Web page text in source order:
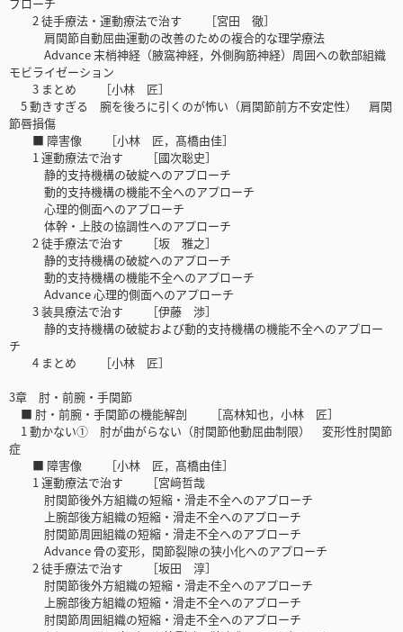
2 徒手療法・運動療法で治す ［宮田 徹］
肩関節自動屈曲運動の改善のための複合的な理学療法
Advance 末梢神経（腋窩神経，外側胸筋神経）周囲への軟部組織
モビライゼーション
3 まとめ ［小林 匠］
5 動きすぎる 腕を後ろに引くのが怖い（肩関節前方不安定性） 肩関
節唇損傷
■ 障害像 ［小林 匠，髙橋由佳］
1 運動療法で治す ［國次聡史］
静的支持機構の破綻へのアプローチ
動的支持機構の機能不全へのアプローチ
心理的側面へのアプローチ
体幹・上肢の協調性へのアプローチ
2 徒手療法で治す ［坂 雅之］
静的支持機構の破綻へのアプローチ
動的支持機構の機能不全へのアプローチ
Advance 心理的側面へのアプローチ
3 装具療法で治す ［伊藤 渉］
静的支持機構の破綻および動的支持機構の機能不全へのアプロー
チ
4 まとめ ［小林 匠］
3章 肘・前腕・手関節
■ 肘・前腕・手関節の機能解剖 ［高林知也，小林 匠］
1 動かない① 肘が曲がらない（肘関節他動屈曲制限） 変形性肘関節
症
■ 障害像 ［小林 匠，髙橋由佳］
1 運動療法で治す ［宮﨑哲哉
肘関節後外方組織の短縮・滑走不全へのアプローチ
上腕部後方組織の短縮・滑走不全へのアプローチ
肘関節周囲組織の短縮・滑走不全へのアプローチ
Advance 骨の変形，関節裂隙の狭小化へのアプローチ
2 徒手療法で治す ［坂田 淳］
肘関節後外方組織の短縮・滑走不全へのアプローチ
上腕部後方組織の短縮・滑走不全へのアプローチ
肘関節周囲組織の短縮・滑走不全へのアプローチ